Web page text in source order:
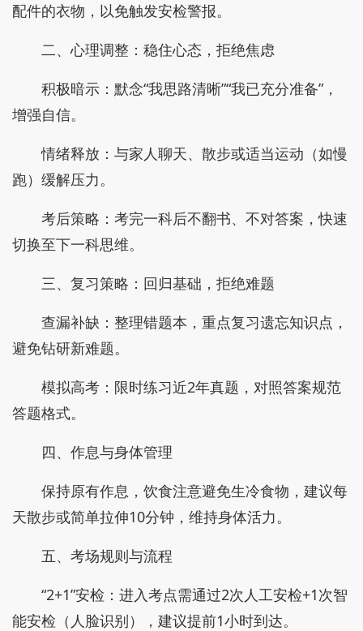
配件的衣物，以免触发安检警报。
二、心理调整：稳住心态，拒绝焦虑
积极暗示：默念“我思路清晰”“我已充分准备”，
增强自信。
情绪释放：与家人聊天、散步或适当运动（如慢
跑）缓解压力。
考后策略：考完一科后不翻书、不对答案，快速
切换至下一科思维。
三、复习策略：回归基础，拒绝难题
查漏补缺：整理错题本，重点复习遗忘知识点，
避免钻研新难题。
模拟高考：限时练习近2年真题，对照答案规范
答题格式。
四、作息与身体管理
保持原有作息，饮食注意避免生冷食物，建议每
天散步或简单拉伸10分钟，维持身体活力。
五、考场规则与流程
“2+1”安检：进入考点需通过2次人工安检+1次智
能安检（人脸识别），建议提前1小时到达。